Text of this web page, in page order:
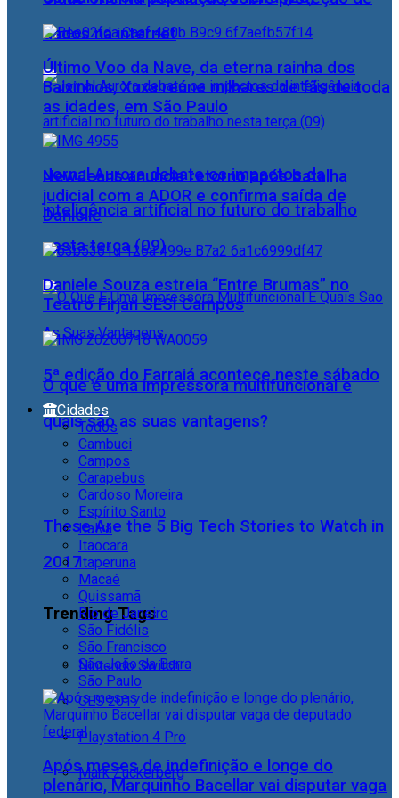
dados na internet
Jornal Aurora debate os impactos da
inteligência artificial no futuro do trabalho
nesta terça (09)
O que é uma impressora multifuncional e
quais são as suas vantagens?
These Are the 5 Big Tech Stories to Watch in
2017
Trending Tags
Nintendo Switch
CES 2017
Playstation 4 Pro
Mark Zuckerberg
Último Voo da Nave, da eterna rainha dos
Baixinhos, Xuxa reúne milhares de fãs de toda
as idades, em São Paulo
NewJeans anuncia retorno após batalha
judicial com a ADOR e confirma saída de
Danielle
Daniele Souza estreia “Entre Brumas” no
Teatro Firjan SESI Campos
5ª edição do Farraiá acontece neste sábado
Cidades
Todos
Cambuci
Campos
Carapebus
Cardoso Moreira
Espírito Santo
Italva
Itaocara
Itaperuna
Macaé
Quissamã
Rio de Janeiro
São Fidélis
São Francisco
São João da Barra
São Paulo
Após meses de indefinição e longe do
plenário, Marquinho Bacellar vai disputar vaga